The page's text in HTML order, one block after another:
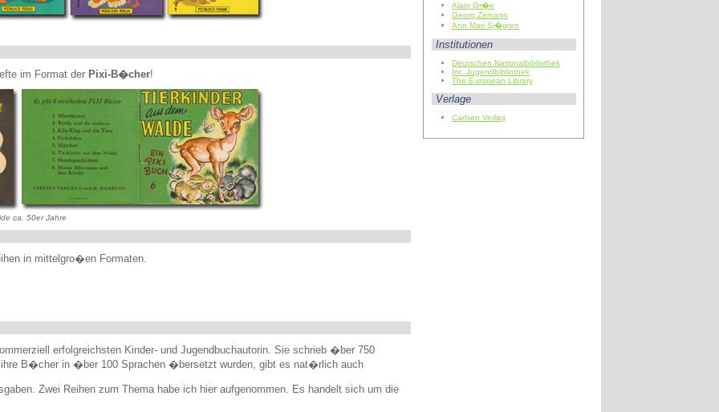
im Format der Pixi-B�cher!
ca. 50er Jahre
in mittelgro�en Formaten.
erfolgreichsten Kinder- und Jugendbuchautorin. Sie schrieb �ber 750
B�cher in �ber 100 Sprachen �bersetzt wurden, gibt es nat�rlich auch
Zwei Reihen zum Thema habe ich hier aufgenommen. Es handelt sich um die
Alain Gr�e
Georg Zemann
Ann Mari Sj�gren
Institutionen
Deutschen Nationalbibliothek
Int. Jugendbibliothek
The European Library
Verlage
Carlsen Verlag